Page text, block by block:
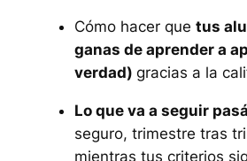
Cómo hacer que tus
ganas de aprender a
verdad) gracias a la
Lo que va a seguir
seguro, trimestre tras
mientras tus criterios